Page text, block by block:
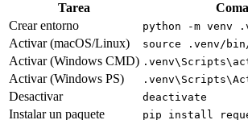
Tarea
Crear entorno
python -m venv
Activar (macOS/Linux) source .venv/
Activar (Windows CMD)
Activar (Windows PS)
Desactivar deactivate
Instalar un paquete pip install